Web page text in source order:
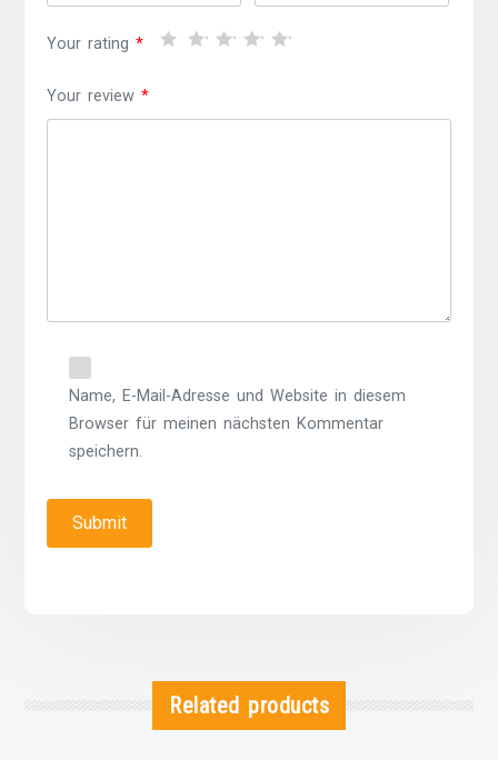
Your rating*
Your review*
Name, E-Mail-Adresse und Website in diesem
Browser für meinen nächsten Kommentar
speichern.
Related products